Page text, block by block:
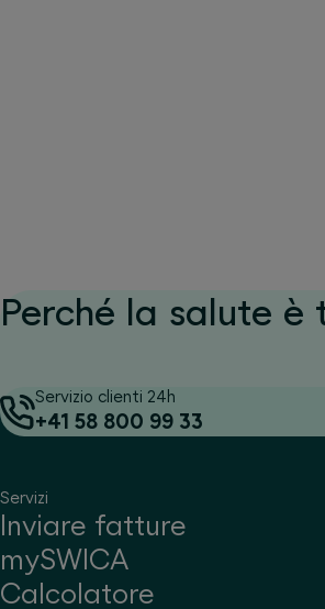
Perché la salute
Servizio clienti 24h
+41 58 800 99 33
Servizi
Inviare fatture
mySWICA
Calcolatore